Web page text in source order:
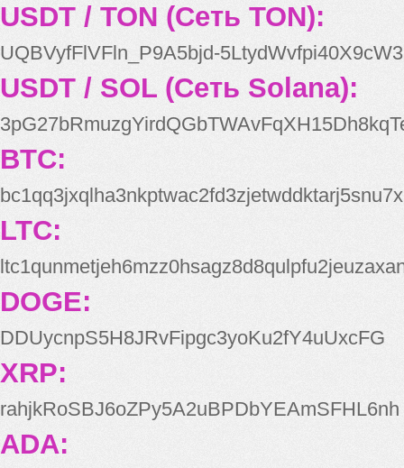
USDT / TON (Сеть TON):
UQBVyfFlVFln_P9A5bjd-
USDT / SOL (Сеть Solana):
BTC:
bc1qq3jxqlha3nkptwac2fd3zjetwddktarj5snu7x
LTC:
DOGE:
DDUycnpS5H8JRvFipgc3yoKu2fY4uUxcFG
XRP:
rahjkRoSBJ6oZPy5A2uBPDbYEAmSFHL6nh
ADA: